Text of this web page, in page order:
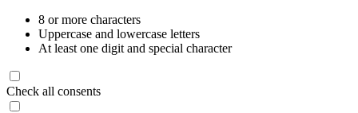
8 or more characters
Uppercase and lowercase letters
At least one digit and special character
Check all consents